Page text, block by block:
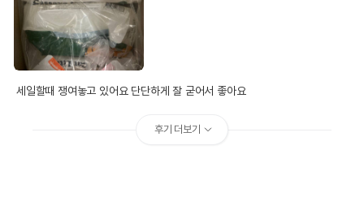
세일할때 쟁여놓고 있어요 단단하게 잘 굳어서 좋아요
후기 더보기